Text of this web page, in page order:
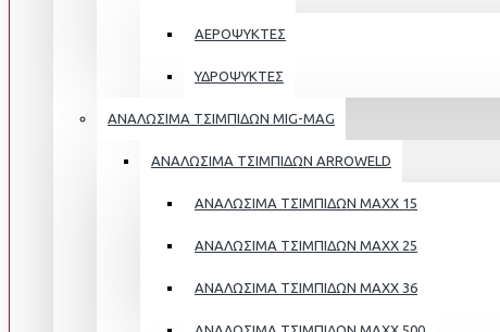
ΑΕΡΟΨΥΚΤΕΣ
ΥΔΡΟΨΥΚΤΕΣ
ΑΝΑΛΩΣΙΜΑ ΤΣΙΜΠΙΔΩΝ MIG-MAG
ΑΝΑΛΩΣΙΜΑ ΤΣΙΜΠΙΔΩΝ ΑRROWELD
ΑΝΑΛΩΣΙΜΑ ΤΣΙΜΠΙΔΩΝ MAXX 15
ΑΝΑΛΩΣΙΜΑ ΤΣΙΜΠΙΔΩΝ MAXX 25
ΑΝΑΛΩΣΙΜΑ ΤΣΙΜΠΙΔΩΝ ΜΑΧΧ 36